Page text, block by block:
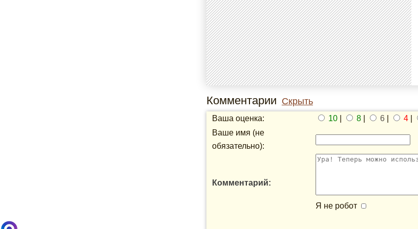
Комментарии Скрыть
Ваша оценка: 10| 8| 6| 4|
Ваше имя (не
обязательно):
Комментарий:
Я не робот